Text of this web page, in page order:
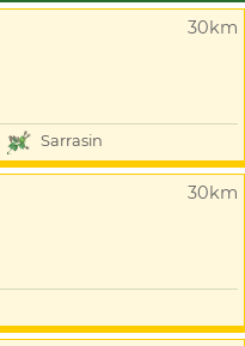
30km
Sarrasin
30km